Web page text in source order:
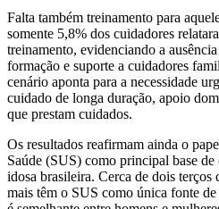
Falta também treinamento para
somente 5,8% dos cuidadores
treinamento, evidenciando a
formação e suporte a cuidadores
cenário aponta para a necessidade
cuidado de longa duração, apoio
que prestam cuidados.
Os resultados reafirmam ainda o
Saúde (SUS) como principal base
idosa brasileira. Cerca de dois terços
mais têm o SUS como única fonte